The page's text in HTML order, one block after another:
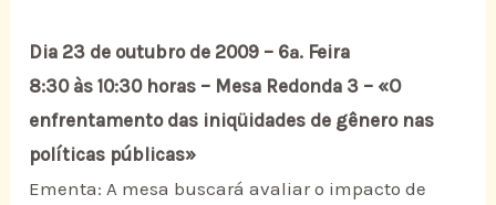
Dia 23 de outubro de 2009 – 6ª. Feira
8:30 às 10:30 horas – Mesa Redonda 3 – «O
enfrentamento das iniqüidades de gênero nas
políticas públicas»
Ementa: A mesa buscará avaliar o impacto de